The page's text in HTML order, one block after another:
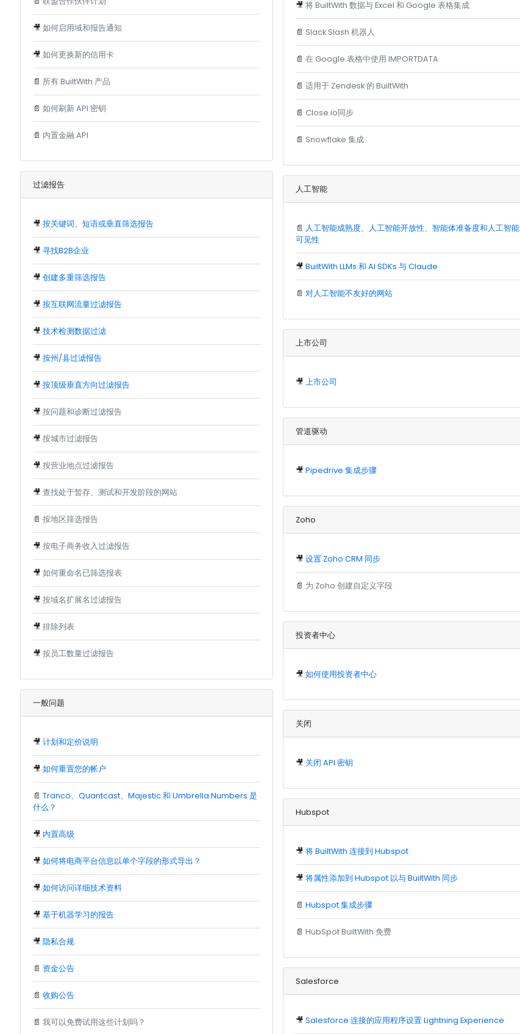
🎥 如何启用域和报告通知
🎥 如何更换新的信用卡
📄 所有 BuiltWith 产品
📄 如何刷新 API 密钥
📄 内置金融 API
过滤报告
🎥 按关键词、短语或垂直筛选报告
🎥 寻找B2B企业
🎥 创建多重筛选报告
🎥 按互联网流量过滤报告
🎥 技术检测数据过滤
🎥 按州/县过滤报告
🎥 按顶级垂直方向过滤报告
🎥 按问题和诊断过滤报告
🎥 按城市过滤报告
🎥 按营业地点过滤报告
🎥 查找处于暂存、测试和开发阶段的网站
📄 按地区筛选报告
🎥 按电子商务收入过滤报告
🎥 如何重命名已筛选报表
🎥 按域名扩展名过滤报告
🎥 排除列表
🎥 按员工数量过滤报告
一般问题
🎥 计划和定价说明
🎥 如何重置您的帐户
📄 Tranco、Quantcast、Majestic 和 Umbrella Numbers 是
什么？
🎥 内置高级
🎥 如何将电商平台信息以单个字段的形式导出？
🎥 如何访问详细技术资料
🎥 基于机器学习的报告
🎥 隐私合规
📄 资金公告
📄 收购公告
📄 我可以免费试用这些计划吗？
🎥将 BuiltWith 数据与 Excel 和 Google 表格集成
📄 Slack Slash 机器人
📄在 Google 表格中使用 IMPORTDATA
📄适用于 Zendesk 的 BuiltWith
📄 Close.io同步
📄 Snowflake 集成
人工智能
📄 人工智能成熟度、人工智能开放性、智能体准备度和人工智能
可见性
🎥BuiltWith LLMs 和 AI SDKs 与 Claude
📄对人工智能不友好的网站
上市公司
🎥上市公司
管道驱动
🎥Pipedrive 集成步骤
Zoho
🎥设置 Zoho CRM 同步
📄 为 Zoho 创建自定义字段
投资者中心
🎥如何使用投资者中心
关闭
🎥 关闭 API 密钥
Hubspot
🎥将 BuiltWith 连接到 Hubspot
🎥将属性添加到 Hubspot 以与 BuiltWith 同步
📄Hubspot 集成步骤
📄HubSpot BuiltWith 免费
Salesforce
🎥Salesforce 连接的应用程序设置 Lightning Experience